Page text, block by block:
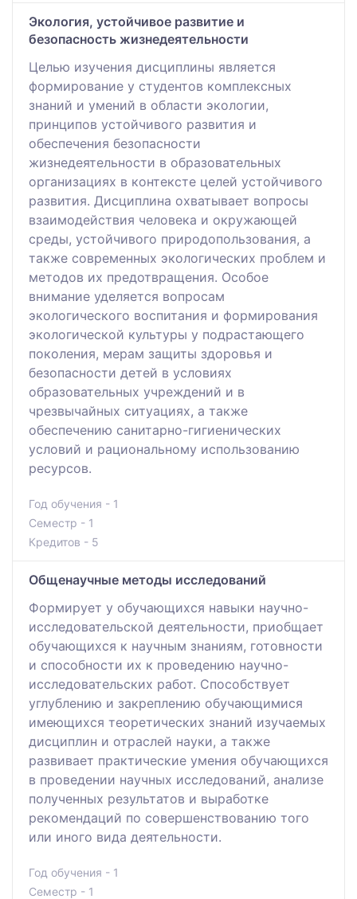
Экология, устойчивое развитие и
безопасность жизнедеятельности
Целью изучения дисциплины является
формирование у студентов комплексных
знаний и умений в области экологии,
принципов устойчивого развития и
обеспечения безопасности
жизнедеятельности в образовательных
организациях в контексте целей устойчивого
развития. Дисциплина охватывает вопросы
взаимодействия человека и окружающей
среды, устойчивого природопользования, а
также современных экологических проблем и
методов их предотвращения. Особое
внимание уделяется вопросам
экологического воспитания и формирования
экологической культуры у подрастающего
поколения, мерам защиты здоровья и
безопасности детей в условиях
образовательных учреждений и в
чрезвычайных ситуациях, а также
обеспечению санитарно-гигиенических
условий и рациональному использованию
ресурсов.
Год обучения - 1
Семестр - 1
Кредитов - 5
Общенаучные методы исследований
Формирует у обучающихся навыки научно-
исследовательской деятельности, приобщает
обучающихся к научным знаниям, готовности
и способности их к проведению научно-
исследовательских работ. Способствует
углублению и закреплению обучающимися
имеющихся теоретических знаний изучаемых
дисциплин и отраслей науки, а также
развивает практические умения обучающихся
в проведении научных исследований, анализе
полученных результатов и выработке
рекомендаций по совершенствованию того
или иного вида деятельности.
Год обучения - 1
Семестр - 1